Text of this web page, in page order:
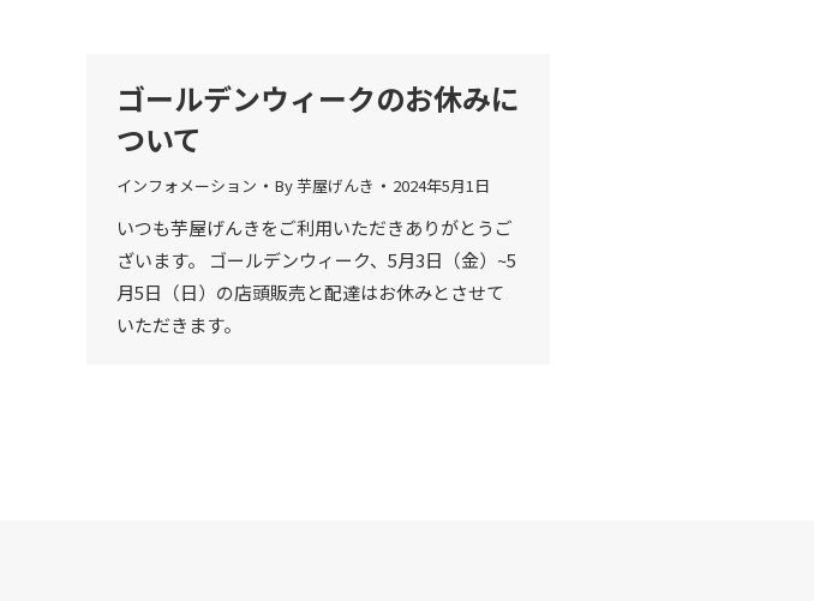
ゴールデンウィークのお休みに
ついて
インフォメーション By芋屋げんき 2024年5月1日
いつも芋屋げんきをご利用いただきありがとうご
ざいます。 ゴールデンウィーク、5月3日（金）~5
月5日（日）の店頭販売と配達はお休みとさせて
いただきます。